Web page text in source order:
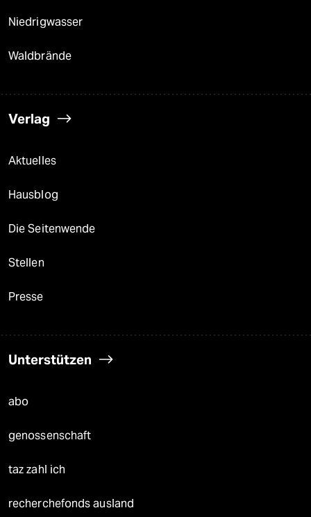
Niedrigwasser
Waldbrände
Verlag
Aktuelles
Hausblog
Die Seitenwende
Stellen
Presse
Unterstützen
abo
genossenschaft
taz zahl ich
recherchefonds ausland